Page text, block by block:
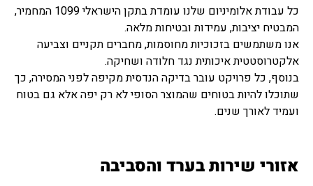
כל עבודת אלומיניום שלנו עומדת בתקן הישראלי 1099 המחמיר,
המבטיח יציבות, עמידות ובטיחות מלאה.
אנו משתמשים בזכוכיות מחוסמות, מחברים תקניים וצביעה
אלקטרוסטטית איכותית נגד חלודה ושחיקה.
בנוסף, כל פרויקט עובר בדיקה הנדסית מקיפה לפני המסירה, כך
שתוכלו להיות בטוחים שהמוצר הסופי לא רק יפה אלא גם בטוח
ועמיד לאורך שנים.
אזורי שירות בערד והסביבה